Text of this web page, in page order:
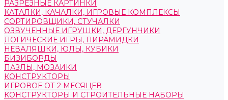
РАЗРЕЗНЫЕ КАРТИНКИ
КАТАЛКИ, КАЧАЛКИ, ИГРОВЫЕ КОМПЛЕКСЫ
СОРТИРОВЩИКИ, СТУЧАЛКИ
ОЗВУЧЕННЫЕ ИГРУШКИ, ДЕРГУНЧИКИ
ЛОГИЧЕСКИЕ ИГРЫ, ПИРАМИДКИ
НЕВАЛЯШКИ, ЮЛЫ, КУБИКИ
БИЗИБОРДЫ
ПАЗЛЫ, МОЗАИКИ
КОНСТРУКТОРЫ
ИГРОВОЕ ОТ 2 МЕСЯЦЕВ
КОНСТРУКТОРЫ И СТРОИТЕЛЬНЫЕ НАБОРЫ